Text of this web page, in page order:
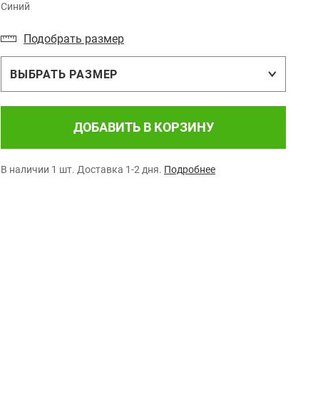
Синий
Подобрать размер
ВЫБРАТЬ РАЗМЕР
ДОБАВИТЬ В КОРЗИНУ
В наличии 1 шт. Доставка 1-2 дня. Подробнее